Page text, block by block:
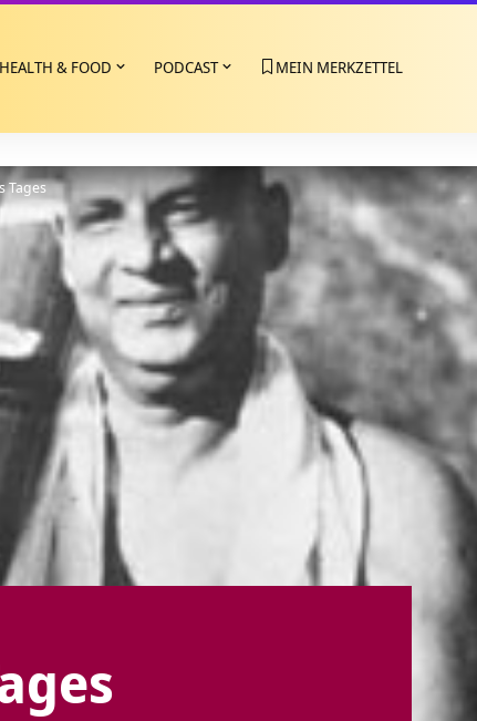
HEALTH & FOOD PODCAST MEIN MERKZETTEL
Tages